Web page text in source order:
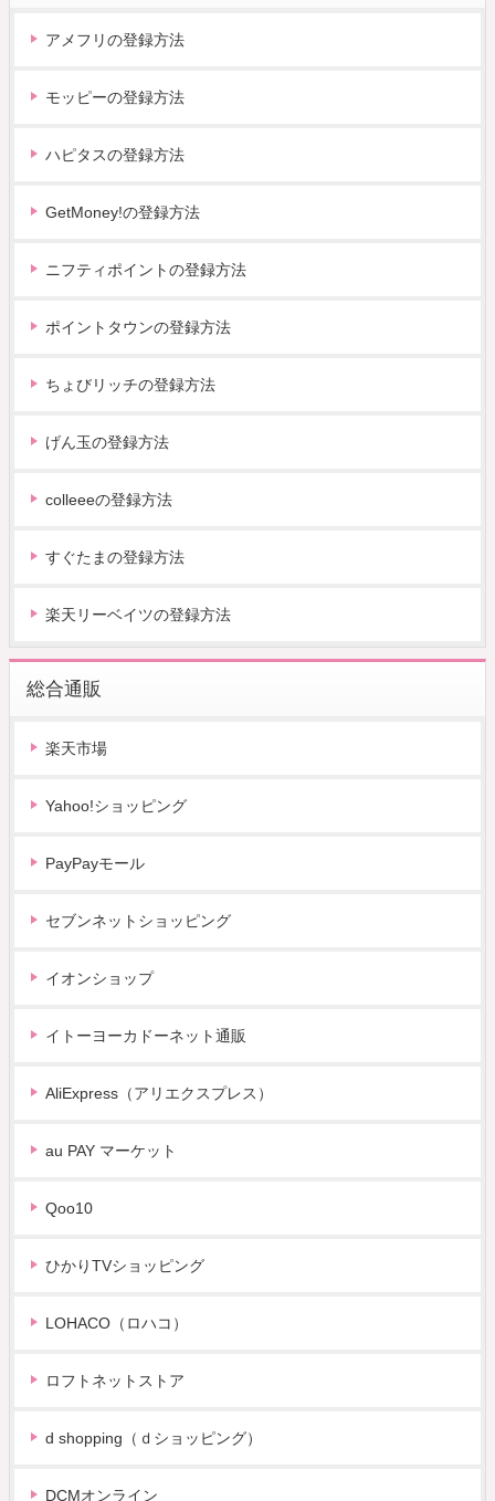
アメフリの登録方法
モッピーの登録方法
ハピタスの登録方法
GetMoney!の登録方法
ニフティポイントの登録方法
ポイントタウンの登録方法
ちょびリッチの登録方法
げん玉の登録方法
colleeeの登録方法
すぐたまの登録方法
楽天リーベイツの登録方法
総合通販
楽天市場
Yahoo!ショッピング
PayPayモール
セブンネットショッピング
イオンショップ
イトーヨーカドーネット通販
AliExpress（アリエクスプレス）
au PAY マーケット
Qoo10
ひかりTVショッピング
LOHACO（ロハコ）
ロフトネットストア
d shopping（ｄショッピング）
DCMオンライン